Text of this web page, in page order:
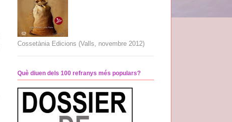
Cossetània Edicions (Valls, novembre 2012)
Què diuen dels 100 refranys més populars?